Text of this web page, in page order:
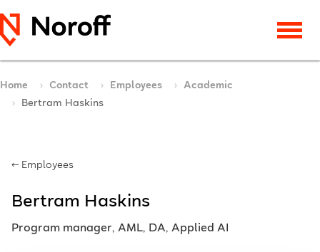
Home Contact Employees
Academic
Bertram Haskins
← Employees
Bertram Haskins
Program manager, AML, DA, Applied AI